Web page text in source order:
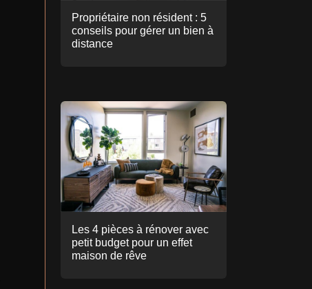
Propriétaire non résident : 5
conseils pour gérer un bien à
distance
Les 4 pièces à rénover avec
petit budget pour un effet
maison de rêve